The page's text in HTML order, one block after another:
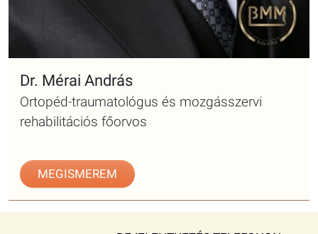
Dr. Mérai András
Ortopéd-traumatológus és mozgásszervi
rehabilitációs főorvos
MEGISMEREM